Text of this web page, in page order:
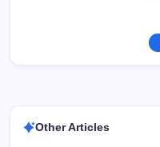
Other Articles